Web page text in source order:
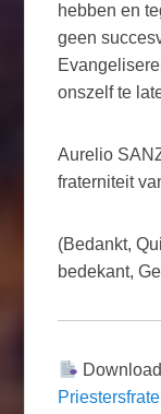
hebben en
geen
onszelf te
Aurelio
fraterniteit
(Bedankt,
bedekant,